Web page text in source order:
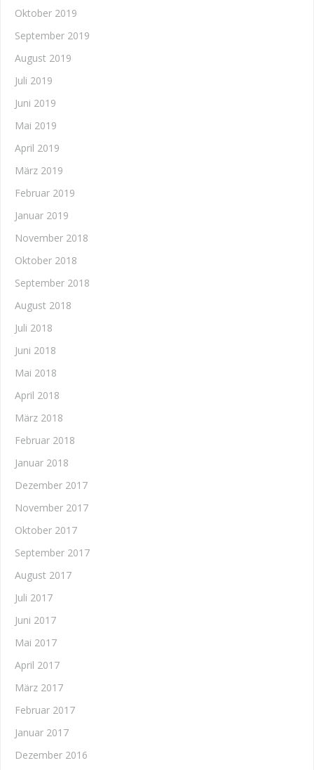
Oktober 2019
September 2019
August 2019
Juli 2019
Juni 2019
Mai 2019
April 2019
März 2019
Februar 2019
Januar 2019
November 2018
Oktober 2018
September 2018
August 2018
Juli 2018
Juni 2018
Mai 2018
April 2018
März 2018
Februar 2018
Januar 2018
Dezember 2017
November 2017
Oktober 2017
September 2017
August 2017
Juli 2017
Juni 2017
Mai 2017
April 2017
März 2017
Februar 2017
Januar 2017
Dezember 2016